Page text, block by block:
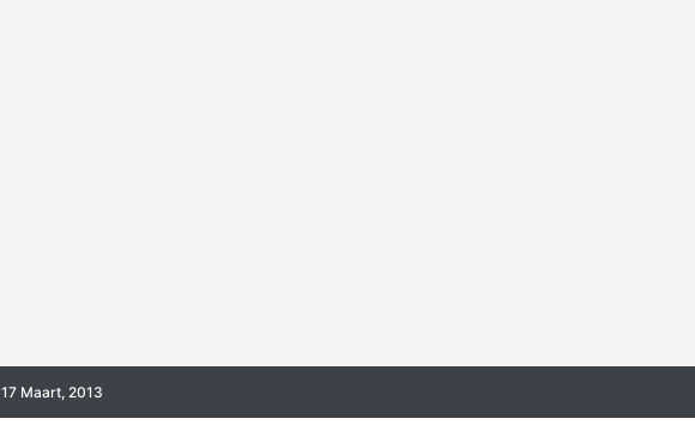
17 Maart, 2013